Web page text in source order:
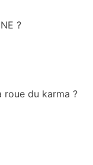
?
du karma ?